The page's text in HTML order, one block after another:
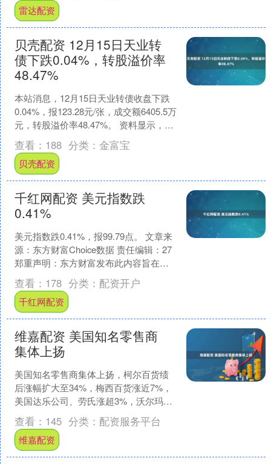
雷达配资
贝壳配资 12月15日天业转
债下跌0.04%，转股溢价率
48.47%
本站消息，12月15日天业转债收盘下跌
0.04%，报123.28元/张，成交额6405.5万
元，转股溢价率48.47%。 资料显示，天
业转债信用级别为“AA+”....
查看： 188 分类： 金富宝
贝壳配资
千红网配资 美元指数跌
0.41%
美元指数跌0.41%，报99.79点。 文章来
源：东方财富Choice数据 责任编辑：27
郑重声明：东方财富发布此内容旨在传
播更多信息，与本站立场无关，不构
成....
查看： 178 分类： 配资开户
千红网配资
维嘉配资 美国知名零售商
集体上扬
美国知名零售商集体上扬，柯尔百货绩
后涨幅扩大至34%，梅西百货涨近7%，
美国达乐公司、劳氏涨超3%，沃尔玛涨
超2%。 文章来源：东方财富Choice数据
责任编....
查看： 145 分类： 配资服务平台
维嘉配资